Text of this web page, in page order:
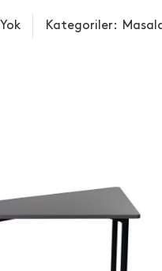
Yok Kategoriler: